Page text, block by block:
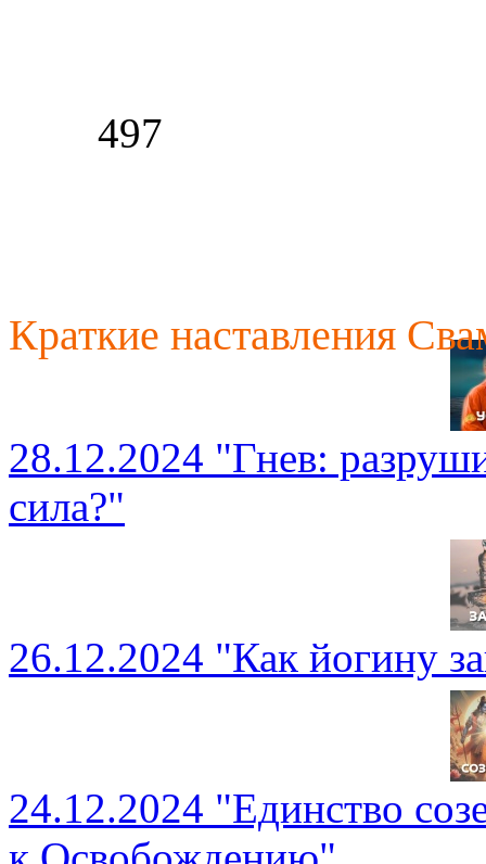
497
Краткие наставления
28.12.2024 "Гнев:
сила?"
26.12.2024 "Как йогину
24.12.2024 "Единство